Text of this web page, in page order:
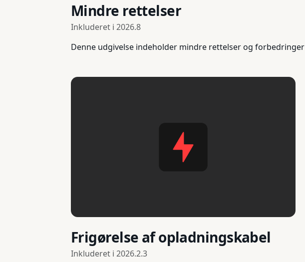
Mindre rettelser
Inkluderet i 2026.8
Denne udgivelse indeholder mindre rettelser og forbedringer
Frigørelse af opladningskabel
Inkluderet i 2026.2.3